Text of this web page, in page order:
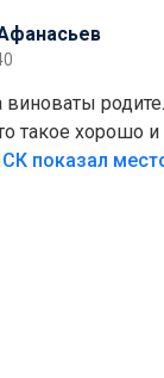
виноваты
такое хорошо и
забор,верх